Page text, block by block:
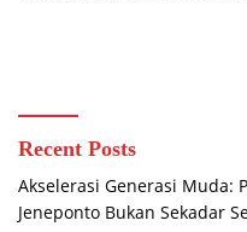
Recent Posts
Akselerasi Generasi Muda:
Jeneponto Bukan Sekadar